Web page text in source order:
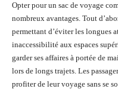
Opter pour un sac de voyage
nombreux avantages. Tout
permettant d’éviter les longues
inaccessibilité aux espaces
garder ses affaires à portée de
lors de longs trajets. Les
profiter de leur voyage sans se